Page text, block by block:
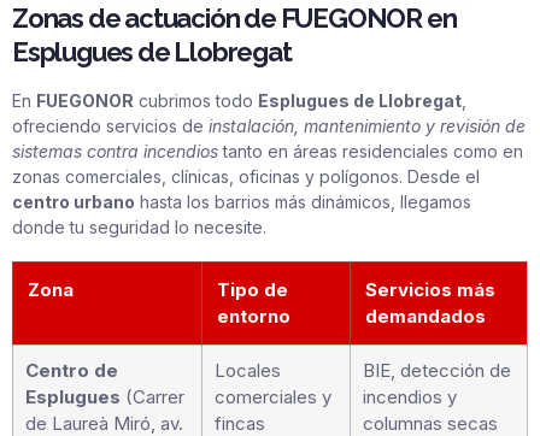
Zonas de actuación de FUEGONOR en
Esplugues de Llobregat
En FUEGONOR cubrimos todo Esplugues de Llobregat
ofreciendo servicios de instalación, mantenimiento y revisión de
sistemas contra incendiostanto en áreas residenciales como en
zonas comerciales, clínicas, oficinas y polígonos. Desde el
centro urbano hasta los barrios más dinámicos, llegamos
donde tu seguridad lo necesite.
Zona
Tipo de
entorno
Servicios más
demandados
Centro de
Esplugues (Carrer
de Laureà Miró, av.
Locales
comerciales y
fincas
BIE, detección de
incendios y
columnas secas